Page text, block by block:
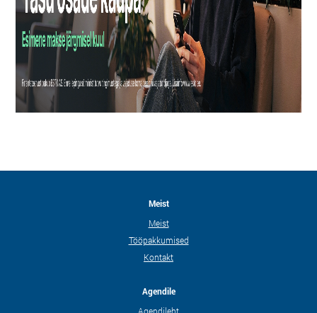
Meist
Meist
Tööpakkumised
Kontakt
Agendile